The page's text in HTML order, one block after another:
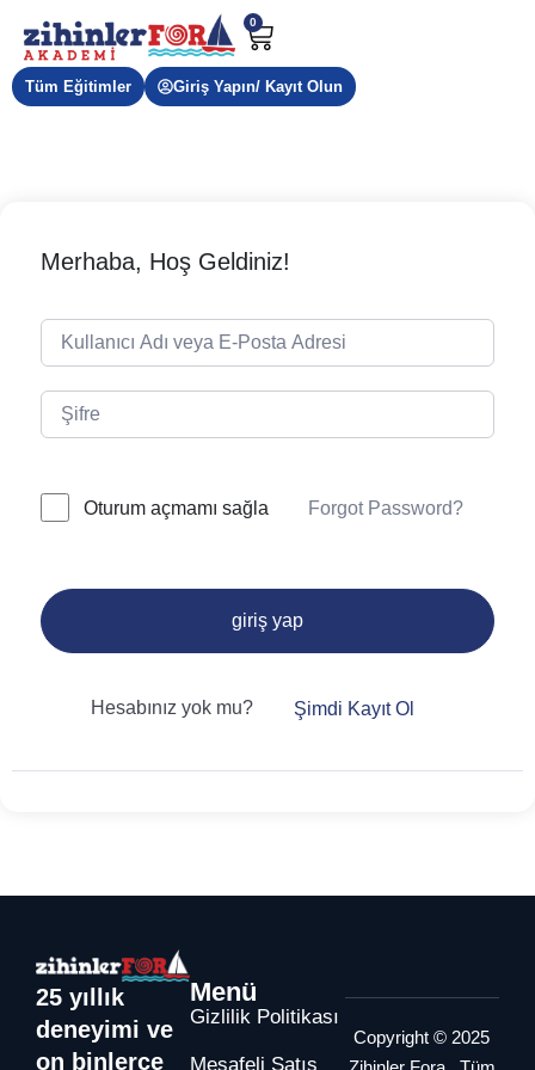
0
Tüm Eğitimler Giriş Yapın/ Kayıt Olun
Merhaba, Hoş Geldiniz!
Oturum açmamı sağla Forgot Password?
giriş yap
Hesabınız yok mu? Şimdi Kayıt Ol
25 yıllık
deneyimi ve
on binlerce
Menü
Gizlilik Politikası
Mesafeli Satış
Copyright © 2025